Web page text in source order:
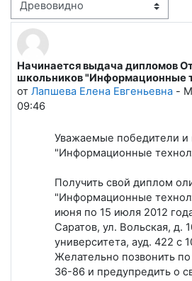
Режим отображения
Начинается выдача дипломов
школьников "Информационные
от Лапшева Елена Евгеньевна -
09:46
Количество ответов: 0
Уважаемые победители
"Информационные
Получить свой диплом
"Информационные
июня по 15 июля 2012
Саратов, ул. Вольская, д.
университета, ауд. 422 с
Желательно позвонить
36-86 и предупредить о